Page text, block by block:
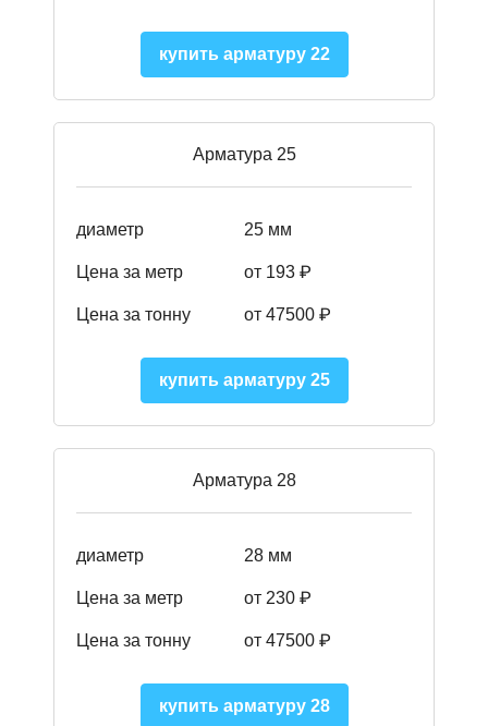
купить арматуру 22
Арматура 25
диаметр 25 мм
Цена за метр от 193 ₽
Цена за тонну от 47500 ₽
купить арматуру 25
Арматура 28
диаметр 28 мм
Цена за метр от 230 ₽
Цена за тонну от 47500 ₽
купить арматуру 28